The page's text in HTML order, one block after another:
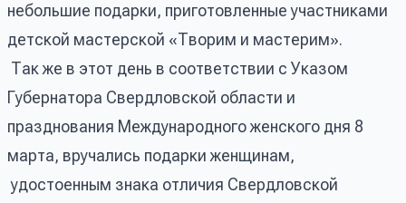
небольшие подарки, приготовленные участниками
детской мастерской «Творим и мастерим».
Так же в этот день в соответствии с Указом
Губернатора Свердловской области и
празднования Международного женского дня 8
марта, вручались подарки женщинам,
удостоенным знака отличия Свердловской